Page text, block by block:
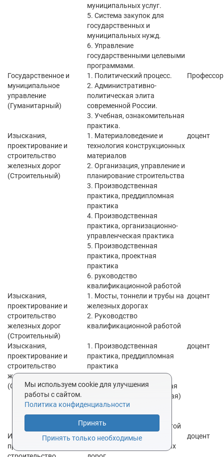
муниципальных услуг.
5. Система закупок для
государственных и
муниципальных нужд.
6. Управление
государственными целевыми
программами.
Государственное и
муниципальное
управление
(Гуманитарный)
1. Политический процесс.
2. Административно-
политическая элита
современной России.
3. Учебная, ознакомительная
практика.
Профессор
Изыскания,
проектирование и
строительство
железных дорог
(Строительный)
1. Материаловедение и
технология конструкционных
материалов
2. Организация, управление и
планирование строительства
3. Производственная
практика, преддипломная
практика
4. Производственная
практика, организационно-
управленческая практика
5. Производственная
практика, проектная
практика
6. руководство
квалификационной работой
доцент
Изыскания,
проектирование и
строительство
железных дорог
(Строительный)
1. Мосты, тоннели и трубы на
железных дорогах
2. Руководство
квалификационной работой
доцент
Изыскания,
проектирование и
строительство
железных дорог
(Строительный)
1. Производственная
практика, преддипломная
практика
2. Производственная
практика, технологическая
(проектно-технологическая)
практика
3. Руководство
квалификационной работой
доцент
Изыскания,
проектирование и
1. Изыскание и
проектирование железных
доцент
Мы используем cookie для улучшения
работы с сайтом.
Политика конфиденциальности
Принять
Принять только необходимые